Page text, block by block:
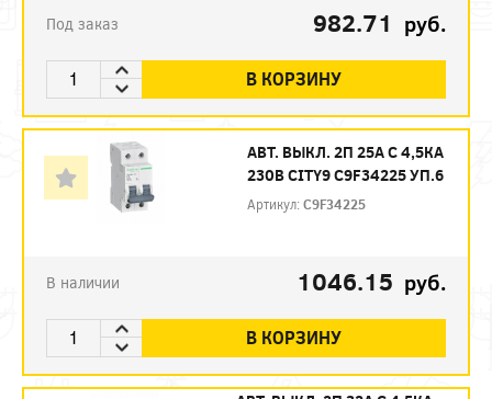
Под заказ 982.71 руб.
В КОРЗИНУ
АВТ. ВЫКЛ. 2П 25А С 4,5КА
230В CITY9 C9F34225 УП.6
Артикул:C9F34225
В наличии 1046.15 руб.
В КОРЗИНУ